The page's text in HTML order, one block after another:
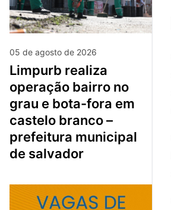
05 de agosto de 2026
limpurb realiza
operação bairro no
grau e bota-fora em
castelo branco –
prefeitura municipal
de salvador